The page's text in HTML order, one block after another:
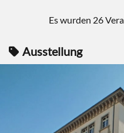
Es wurden 26
Ausstellung